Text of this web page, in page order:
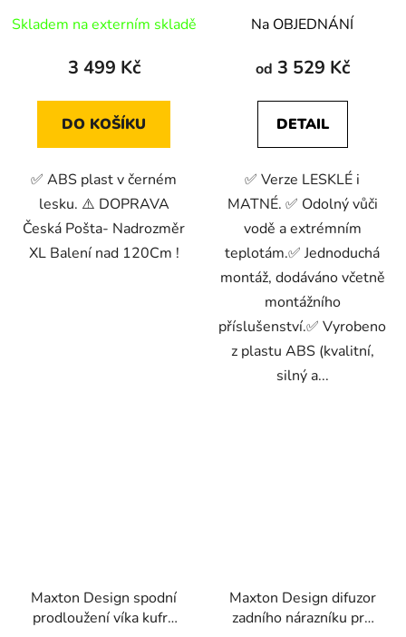
Skladem na externím skladě
3 499 Kč
DO KOŠÍKU
✅ ABS plast v černém
lesku. ⚠️ DOPRAVA
Česká Pošta- Nadrozměr
XL Balení nad 120Cm !
Na OBJEDNÁNÍ
od 3 529 Kč
DETAIL
✅ Verze LESKLÉ i
MATNÉ. ✅ Odolný vůči
vodě a extrémním
teplotám.✅ Jednoduchá
montáž, dodáváno včetně
montážního
příslušenství.✅ Vyrobeno
z plastu ABS (kvalitní,
silný a...
Maxton Design spodní
prodloužení víka kufru
Maxton Design difuzor
zadního nárazníku pro